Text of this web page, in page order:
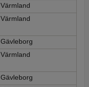
Värmland
Värmland
Gävleborg
Värmland
Gävleborg